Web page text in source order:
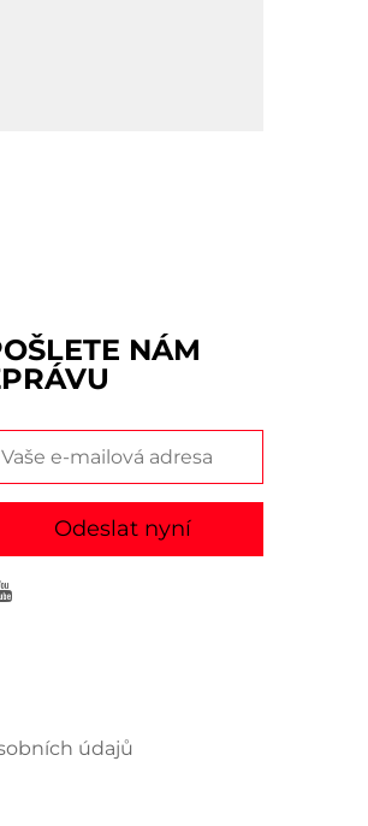
NÁM
Odeslat nyní
údajů